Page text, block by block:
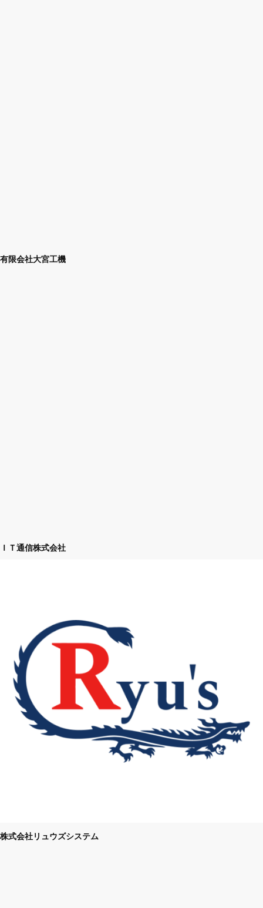
有限会社大宮工機
ＩＴ通信株式会社
株式会社リュウズシステム